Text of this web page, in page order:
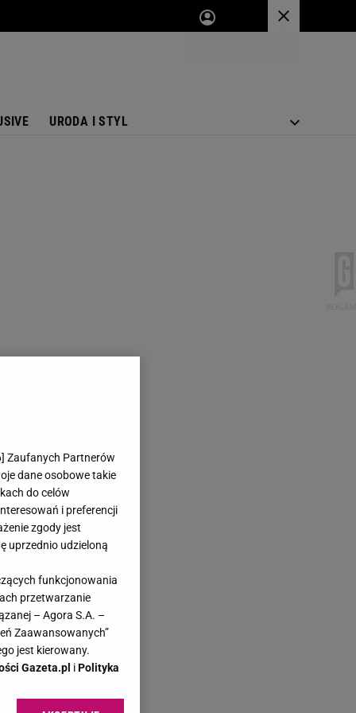
URODA I STYL
] Zaufanych Partnerów
dane osobowe takie
do celów
i preferencji
zgody jest
uprzednio udzieloną
funkcjonowania
przetwarzanie
– Agora S.A. –
Zaawansowanych”
jest kierowany.
Gazeta.pl iPolityka